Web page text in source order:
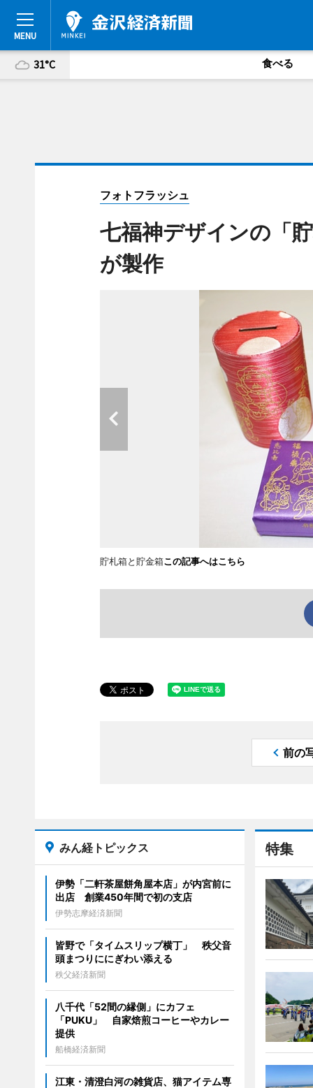
31°C 食べる
フォトフラッシュ
七福神デザインの「
が製作
貯札箱と貯金箱この記事へはこちら
前の
特集
みん経トピックス
伊勢「二軒茶屋餅角屋本店」が内宮前に
出店 創業450年間で初の支店
伊勢志摩経済新聞
皆野で「タイムスリップ横丁」 秩父音
頭まつりににぎわい添える
秩父経済新聞
八千代「52間の縁側」にカフェ
「PUKU」 自家焙煎コーヒーやカレー
提供
船橋経済新聞
江東・清澄白河の雑貨店、猫アイテム専